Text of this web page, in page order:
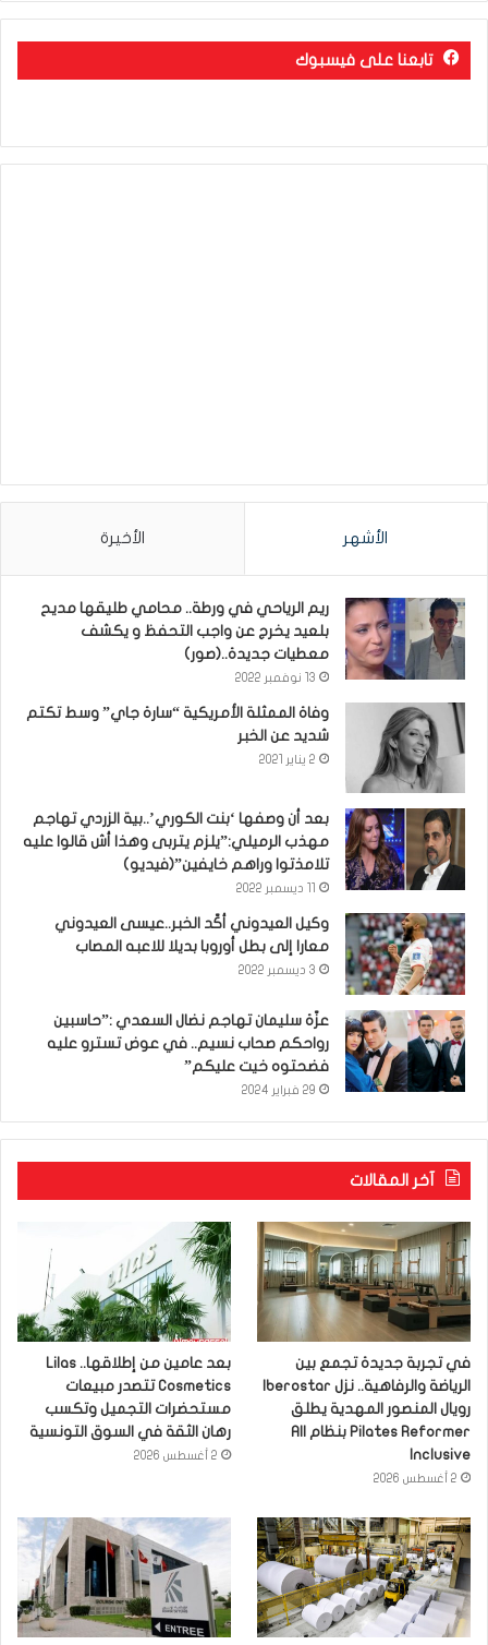
تابعنا على فيسبوك
الأشهر الأخيرة
ريم الرياحي في ورطة.. محامي طليقها مديح
بلعيد يخرج عن واجب التحفظ و يكشف
معطيات جديدة..(صور)
13 نوفمبر 2022
وفاة الممثلة الأمريكية “سارة جاي” وسط تكتم
شديد عن الخبر
2 يناير 2021
بعد أن وصفها ‘بنت الكوري’..بية الزردي تهاجم
مهذب الرميلي:”يلزم يتربى وهذا أش قالوا عليه
تلامذتوا وراهم خايفين”(فيديو)
وكيل العيدوني أكّد الخبر..عيسى العيدوني
معارا إلى بطل أوروبا بديلا للاعبه المصاب
3 ديسمبر 2022
عزّة سليمان تهاجم نضال السعدي :”حاسبين
رواحكم صحاب نسيم.. في عوض تسترو عليه
فضحتوه خيت عليكم”
29 فبراير 2024
آخر المقالات
في تجربة جديدة تجمع بين
رويال المنصور المهدية يطلق
Pilates Reformer بنظام All
Inclusive
2 أغسطس 2026
بعد عامين من إطلاقها.. Lilas
Cosmetics تتصدر مبيعات
مستحضرات التجميل وتكسب
رهان الثقة في السوق التونسية
2 أغسطس 2026